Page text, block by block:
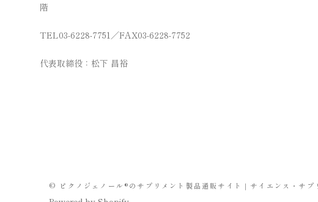
階
TEL03-6228-7751／FAX03-6228-7752
代表取締役：松下 昌裕
© ピクノジェノール®のサプリメント製品通販サイト｜サイエンス・サプ